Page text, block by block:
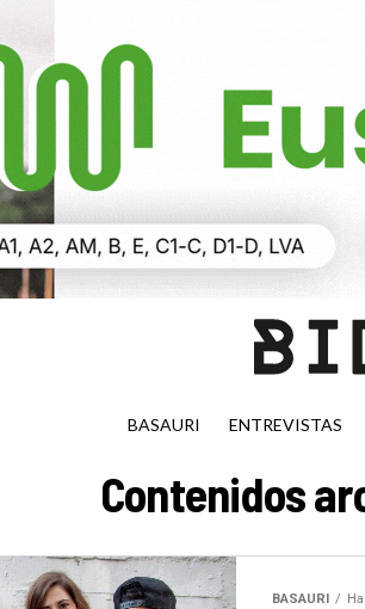
BASAURI ENTREVISTAS
Contenidos
BASAURI